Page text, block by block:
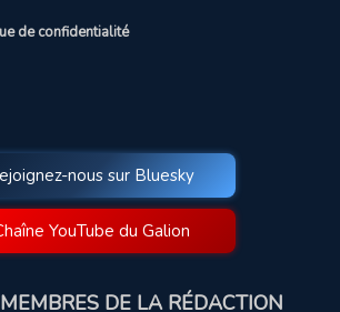
de confidentialité
nous sur Bluesky
YouTube du Galion
DE LA RÉDACTION